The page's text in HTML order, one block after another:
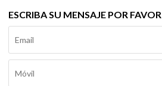
ESCRIBA SU MENSAJE POR FAVOR